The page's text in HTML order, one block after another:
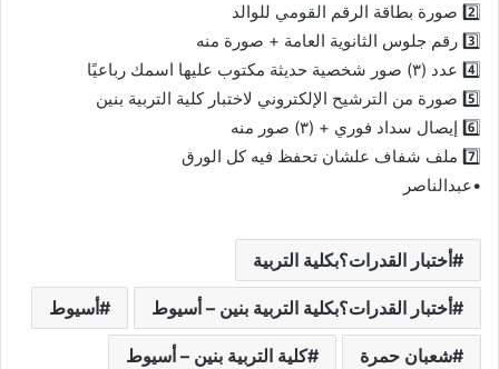
2️⃣ صورة بطاقة الرقم القومي للوالد
3️⃣ رقم جلوس الثانوية العامة + صورة منه
4️⃣ عدد (٣) صور شخصية حديثة مكتوب عليها اسمك رباعيًا
5️⃣ صورة من الترشيح الإلكتروني لاختبار كلية التربية بنين
6️⃣ إيصال سداد فوري + (٣) صور منه
7️⃣ ملف شفاف علشان تحفظ فيه كل الورق
•عبدالناصر
أختبار القدرات؟بكلية التربية
أختبار القدرات؟بكلية التربية بنين – أسيوط أسيوط
شعبان حمرة كلية التربية بنين – أسيوط